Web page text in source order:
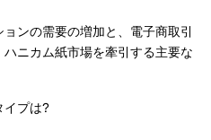
ンの需要の増加と、電子商取引
ニカム紙市場を牽引する主要な
イプは?